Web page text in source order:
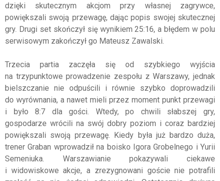
dzięki skutecznym akcjom przy własnej zagrywce,
powiększali swoją przewagę, dając popis swojej skutecznej
gry. Drugi set skończył się wynikiem 25:16, a błędem w polu
serwisowym zakończył go Mateusz Zawalski.
Trzecia partia zaczęła się od szybkiego wyjścia
na trzypunktowe prowadzenie zespołu z Warszawy, jednak
bielszczanie nie odpuścili i równie szybko doprowadzili
do wyrównania, a nawet mieli przez moment punkt przewagi
i było 8:7 dla gości. Wtedy, po chwili słabszej gry,
gospodarze wrócili na swój dobry poziom i coraz bardziej
powiększali swoją przewagę. Kiedy była już bardzo duża,
trener Graban wprowadził na boisko Igora Grobelnego i Yurii
Semeniuka. Warszawianie pokazywali ciekawe
i widowiskowe akcje, a zrezygnowani goście nie potrafili